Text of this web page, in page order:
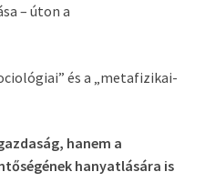
– úton a
és a „metafizikai-
hanem a
hanyatlására is